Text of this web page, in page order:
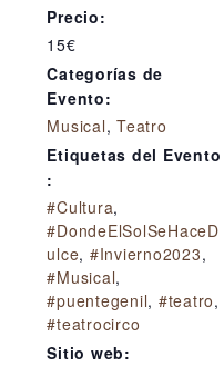
Precio:
15€
Categorías de
Evento:
Musical,Teatro
Etiquetas del Evento
:
#Cultura,
#DondeElSolSeHaceD
ulce, #Invierno2023,
#Musical,
#puentegenil, #teatro,
#teatrocirco
Sitio web: